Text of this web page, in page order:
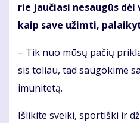
rie jau­čia­si ne­sau­gūs
kaip sa­ve už­im­ti,
– Tik nuo mū­sų pa­čių
sis to­liau, tad sau­go­ki­me
imu­ni­te­tą.
Iš­li­ki­te svei­ki, spor­tiš­ki ir